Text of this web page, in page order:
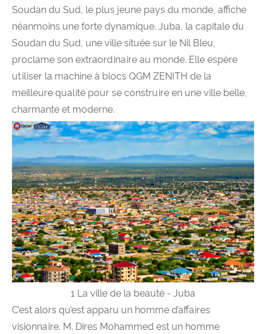
Soudan du Sud, le plus jeune pays du monde, affiche
néanmoins une forte dynamique. Juba, la capitale du
Soudan du Sud, une ville située sur le Nil Bleu,
proclame son extraordinaire au monde. Elle espère
utiliser la machine à blocs QGM ZENITH de la
meilleure qualité pour se construire en une ville belle,
charmante et moderne.
1 La ville de la beauté - Juba
C’est alors qu’est apparu un homme d’affaires
visionnaire. M. Dires Mohammed est un homme